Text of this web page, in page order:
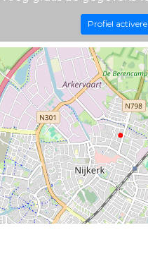
Profiel